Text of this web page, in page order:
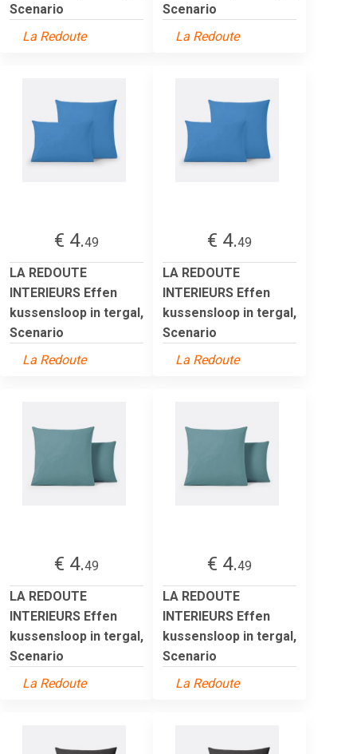
Scenario
La Redoute
Scenario
La Redoute
€ 4.49
LA REDOUTE
INTERIEURS Effen
kussensloop in tergal,
Scenario
La Redoute
€ 4.49
LA REDOUTE
INTERIEURS Effen
kussensloop in tergal,
Scenario
La Redoute
€ 4.49
LA REDOUTE
INTERIEURS Effen
kussensloop in tergal,
Scenario
La Redoute
€ 4.49
LA REDOUTE
INTERIEURS Effen
kussensloop in tergal,
Scenario
La Redoute